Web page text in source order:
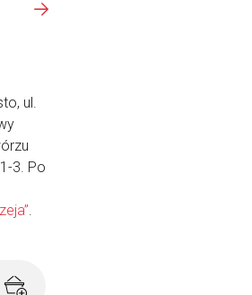
ul.
3. Po
.